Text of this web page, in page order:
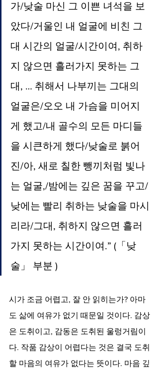
가/낮술 마신 그 이쁜 녀석을 보
았다/거울인 내 얼굴에 비친 그
대 시간의 얼굴/시간이여, 취하
지 않으면 흘러가지 못하는 그
대, … 취해서 나부끼는 그대의
얼굴은/오오 내 가슴을 미어지
게 했고/내 골수의 모든 마디들
을 시큰하게 했다/낮술로 붉어
진/아, 새로 칠한 뺑끼처럼 빛나
는 얼굴,/밤에는 깊은 꿈을 꾸고/
낮에는 빨리 취하는 낮술을 마시
리라/그대, 취하지 않으면 흘러
가지 못하는 시간이여.” (「낮
술」 부분 )
시가 조금 어렵고, 잘 안 읽히는가? 아마
도 삶에 여유가 없기 때문일 것이다. 감상
은 도취이고, 감동은 도취된 울렁거림이
다. 작품 감상이 어렵다는 것은 결국 도취
할 마음의 여유가 없다는 뜻이다. 마음 깊